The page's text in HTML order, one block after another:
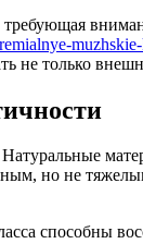
не только
но не
способны